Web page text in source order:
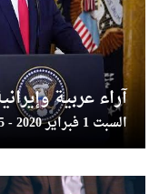
آراء عربية
السبت 1 فبراير 2020 - 14:41:05